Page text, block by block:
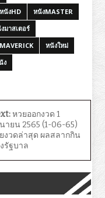
หนังHD
หนังMASTER
มาสเตอร์
หนังใหม่
ง
หวยออกงวด 1
ายน 2565 (1-06-65)
งวดล่าสุด ผลสลากกิน
รัฐบาล